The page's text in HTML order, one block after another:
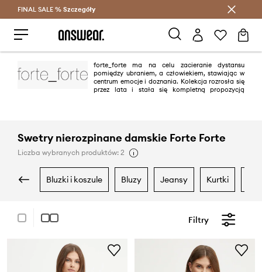
Oszczędzaj z Answear Club >
FINAL SALE % Szczegóły
forte_forte ma na celu zacieranie dystansu
pomiędzy ubraniem, a człowiekiem, stawiając w
centrum emocje i doznania. Kolekcja rozrosła się
przez lata i stała się kompletną propozycją
Swetry nierozpinane damskie Forte Forte
Liczba wybranych produktów: 2
bluzki i koszule bluzy jeansy kurtki
Filtry